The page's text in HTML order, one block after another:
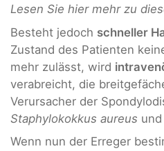
Lesen Sie hier mehr zu
Besteht jedoch schneller
Zustand des Patienten
mehr zulässt, wird
verabreicht, die
Verursacher der
Staphylokokkus aureus und
Wenn nun der Erreger